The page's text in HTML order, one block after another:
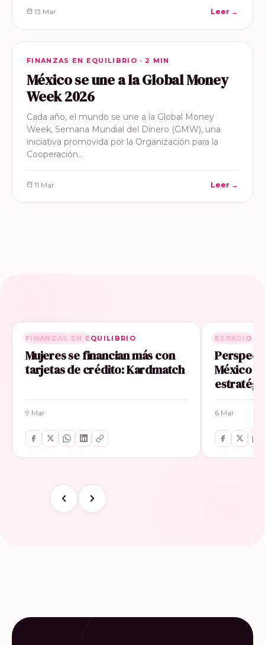
13 Mar Leer →
FINANZAS EN EQUILIBRIO
FINANZAS EN EQUILIBRIO · 2 MIN
México se une a la Global Money
Week 2026
Cada año, el mundo se une a la Global Money
Week, Semana Mundial del Dinero (GMW), una
iniciativa promovida por la Organización para la
Cooperación…
11 Mar Leer →
RELACIONADA
FINANZAS EN EQUILIBRIO
Mujeres se financian más con
tarjetas de crédito: Kardmatch
9 Mar
ESPACIO
México
6 Mar